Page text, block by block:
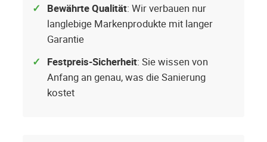
Bewährte Qualität: Wir verbauen nur
langlebige Markenprodukte mit langer
Garantie
Festpreis-Sicherheit: Sie wissen von
Anfang an genau, was die Sanierung
kostet